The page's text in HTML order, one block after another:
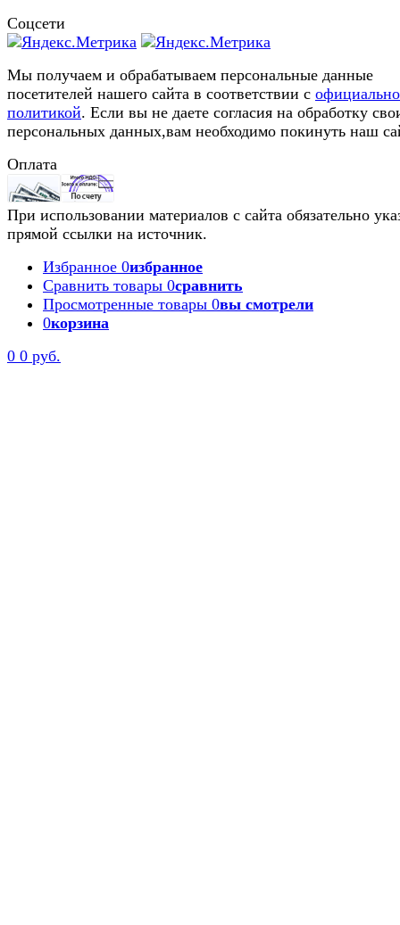
Соцсети
Мы получаем и обрабатываем персональные данные
посетителей нашего сайта в соответствии с
политикой. Если вы не даете согласия на обработку
персональных данных,вам необходимо покинуть наш
Оплата
При использовании материалов с сайта обязательно
прямой ссылки на источник.
Избранное 0избранное
Сравнить товары 0сравнить
Просмотренные товары 0вы смотрели
0корзина
0 0 руб.